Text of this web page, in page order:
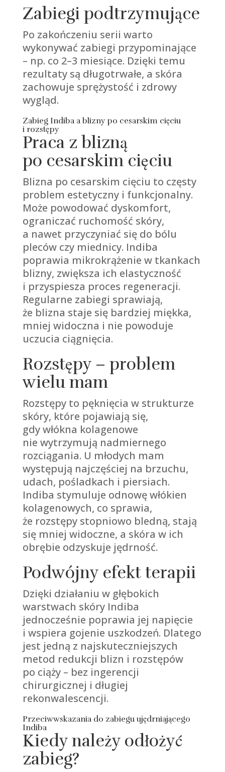
Zabiegi podtrzymujące
Po zakończeniu serii warto
wykonywać zabiegi przypominające
– np. co 2–3 miesiące. Dzięki temu
rezultaty są długotrwałe, a skóra
zachowuje sprężystość i zdrowy
wygląd.
Zabieg Indiba a blizny po cesarskim cięciu
i rozstępy
Praca z blizną
po cesarskim cięciu
Blizna po cesarskim cięciu to częsty
problem estetyczny i funkcjonalny.
Może powodować dyskomfort,
ograniczać ruchomość skóry,
a nawet przyczyniać się do bólu
pleców czy miednicy. Indiba
poprawia mikrokrążenie w tkankach
blizny, zwiększa ich elastyczność
i przyspiesza proces regeneracji.
Regularne zabiegi sprawiają,
że blizna staje się bardziej miękka,
mniej widoczna i nie powoduje
uczucia ciągnięcia.
Rozstępy – problem
wielu mam
Rozstępy to pęknięcia w strukturze
skóry, które pojawiają się,
gdy włókna kolagenowe
nie wytrzymują nadmiernego
rozciągania. U młodych mam
występują najczęściej na brzuchu,
udach, pośladkach i piersiach.
Indiba stymuluje odnowę włókien
kolagenowych, co sprawia,
że rozstępy stopniowo bledną, stają
się mniej widoczne, a skóra w ich
obrębie odzyskuje jędrność.
Podwójny efekt terapii
Dzięki działaniu w głębokich
warstwach skóry Indiba
jednocześnie poprawia jej napięcie
i wspiera gojenie uszkodzeń. Dlatego
jest jedną z najskuteczniejszych
metod redukcji blizn i rozstępów
po ciąży – bez ingerencji
chirurgicznej i długiej
rekonwalescencji.
Przeciwwskazania do zabiegu ujędrniającego
Indiba
Kiedy należy odłożyć
zabieg?